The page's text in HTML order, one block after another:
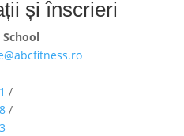
și înscrieri
School
/
/